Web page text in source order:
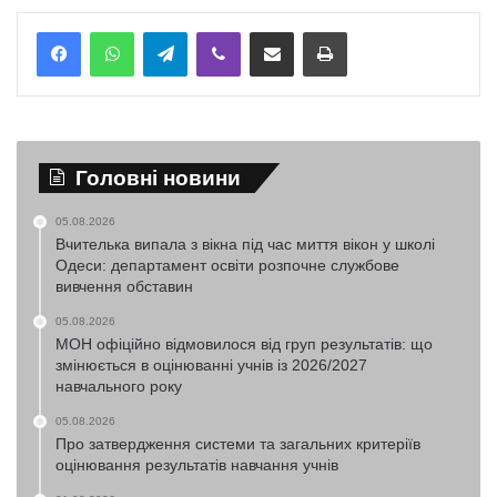
TelegramViber Надіслати електронною поштоюНадрукувати
Головні новини
05.08.2026
Вчителька випала з вікна під час миття вікон у школі
Одеси: департамент освіти розпочне службове
вивчення обставин
05.08.2026
МОН офіційно відмовилося від груп результатів: що
змінюється в оцінюванні учнів із 2026/2027
навчального року
05.08.2026
Про затвердження системи та загальних критеріїв
оцінювання результатів навчання учнів